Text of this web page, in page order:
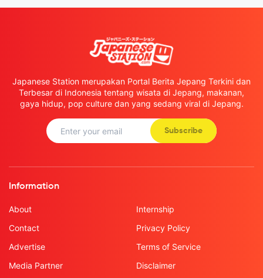
Japanese Station merupakan Portal Berita Jepang Terkini dan
Terbesar di Indonesia tentang wisata di Jepang, makanan,
gaya hidup, pop culture dan yang sedang viral di Jepang.
Subscribe
Information
About
Contact
Advertise
Media Partner
Internship
Privacy Policy
Terms of Service
Disclaimer